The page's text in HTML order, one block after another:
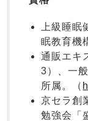
売れ筋ラン
- Item
すべて
ガールズ
上級睡
眠教育機
通販エキ
3）、一
所属。（
京セラ創
勉強会「